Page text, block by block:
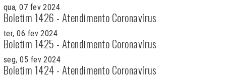
qua, 07 fev 2024
Boletim 1426 - Atendimento Coronavírus
ter, 06 fev 2024
Boletim 1425 - Atendimento Coronavírus
seg, 05 fev 2024
Boletim 1424 - Atendimento Coronavírus